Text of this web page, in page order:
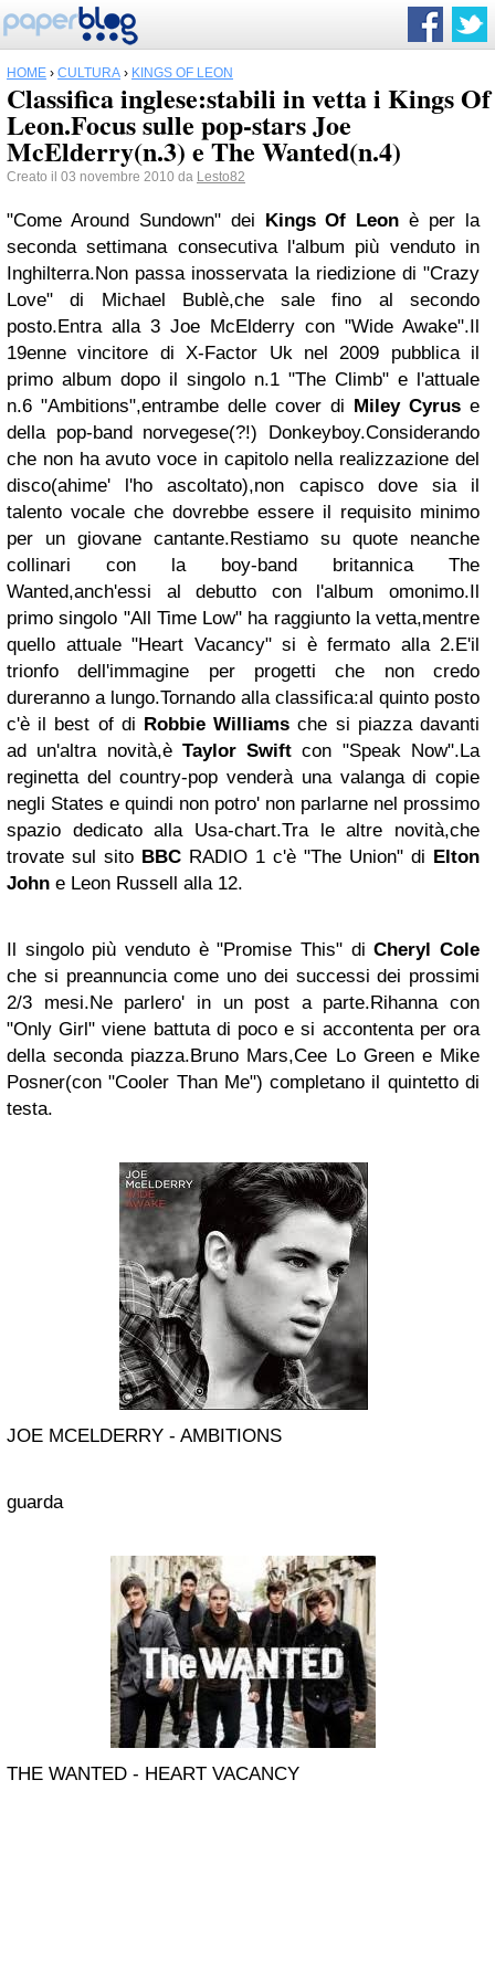
HOME › CULTURA › KINGS OF LEON
Classifica inglese:stabili in vetta i Kings Of
Leon.Focus sulle pop-stars Joe
McElderry(n.3) e The Wanted(n.4)
Creato il 03 novembre 2010 da Lesto82
"Come Around Sundown" dei Kings Of Leon è per la
seconda settimana consecutiva l'album più venduto in
Inghilterra.Non passa inosservata la riedizione di "Crazy
Love" di Michael Bublè,che sale fino al secondo
posto.Entra alla 3 Joe McElderry con "Wide Awake".Il
19enne vincitore di X-Factor Uk nel 2009 pubblica il
primo album dopo il singolo n.1 "The Climb" e l'attuale
n.6 "Ambitions",entrambe delle cover di Miley Cyrus e
della pop-band norvegese(?!) Donkeyboy.Considerando
che non ha avuto voce in capitolo nella realizzazione del
disco(ahime' l'ho ascoltato),non capisco dove sia il
talento vocale che dovrebbe essere il requisito minimo
per un giovane cantante.Restiamo su quote neanche
collinari con la boy-band britannica The
Wanted,anch'essi al debutto con l'album omonimo.Il
primo singolo "All Time Low" ha raggiunto la vetta,mentre
quello attuale "Heart Vacancy" si è fermato alla 2.E'il
trionfo dell'immagine per progetti che non credo
dureranno a lungo.Tornando alla classifica:al quinto posto
c'è il best of di Robbie Williams che si piazza davanti
ad un'altra novità,è Taylor Swift con "Speak Now".La
reginetta del country-pop venderà una valanga di copie
negli States e quindi non potro' non parlarne nel prossimo
spazio dedicato alla Usa-chart.Tra le altre novità,che
trovate sul sito BBC RADIO 1 c'è "The Union" di Elton
John e Leon Russell alla 12.
Il singolo più venduto è "Promise This" diCheryl Cole
che si preannuncia come uno dei successi dei prossimi
2/3 mesi.Ne parlero' in un post a parte.Rihanna con
"Only Girl" viene battuta di poco e si accontenta per ora
della seconda piazza.Bruno Mars,Cee Lo Green e Mike
Posner(con "Cooler Than Me") completano il quintetto di
testa.
JOE MCELDERRY - AMBITIONS
guarda
THE WANTED - HEART VACANCY